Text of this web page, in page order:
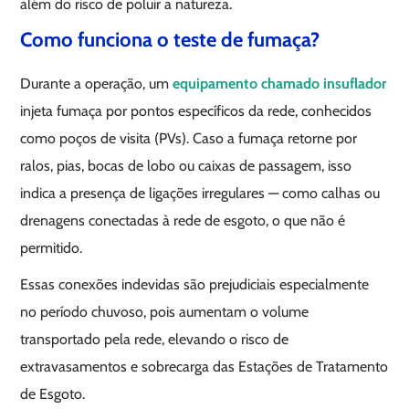
além do risco de poluir a natureza.
Como funciona o teste de fumaça?
Durante a operação, umequipamento chamado insuflador
injeta fumaça por pontos específicos da rede, conhecidos
como poços de visita (PVs). Caso a fumaça retorne por
ralos, pias, bocas de lobo ou caixas de passagem, isso
indica a presença de ligações irregulares — como calhas ou
drenagens conectadas à rede de esgoto, o que não é
permitido.
Essas conexões indevidas são prejudiciais especialmente
no período chuvoso, pois aumentam o volume
transportado pela rede, elevando o risco de
extravasamentos e sobrecarga das Estações de Tratamento
de Esgoto.